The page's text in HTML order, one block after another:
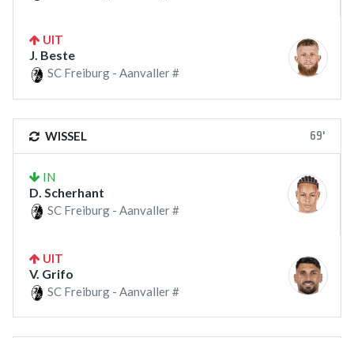
UIT
J. Beste
SC Freiburg - Aanvaller #
WISSEL 69'
IN
D. Scherhant
SC Freiburg - Aanvaller #
UIT
V. Grifo
SC Freiburg - Aanvaller #